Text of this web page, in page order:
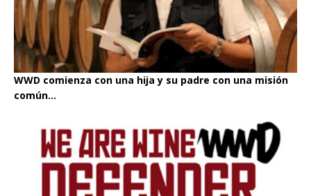
WWD comienza con una hija y su padre con una misión
común...